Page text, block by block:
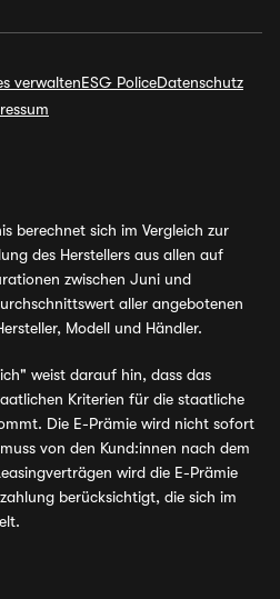
verwaltenESG PoliceDatenschutz
berechnet sich im Vergleich zur
des Herstellers aus allen auf
zwischen Juni und
aller angebotenen
Modell und Händler.
weist darauf hin, dass das
Kriterien für die staatliche
Die E-Prämie wird nicht sofort
von den Kund:innen nach dem
wird die E-Prämie
berücksichtigt, die sich im